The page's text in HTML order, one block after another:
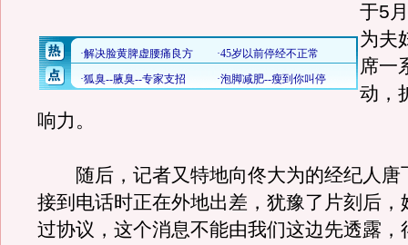
于5
为夫
席一
动，
响力。
随后，记者又特地向佟大为的经纪人唐
接到电话时正在外地出差，犹豫了片刻后，
过协议，这个消息不能由我们这边先透露，